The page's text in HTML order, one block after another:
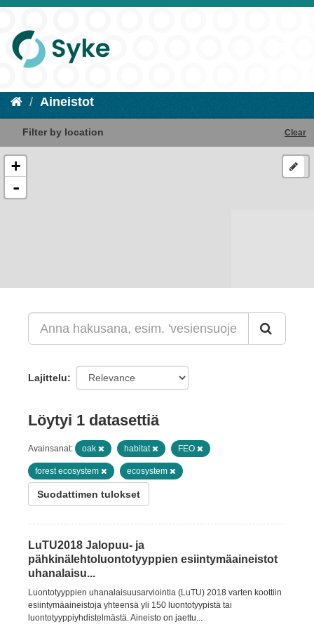
Aineistot
Filter by location Clear
+
-
Lajittelu
Löytyi 1 datasettiä
Avainsanat: oak habitat FEO
forest ecosystem ecosystem
Suodattimen tulokset
LuTU2018 Jalopuu- ja
pähkinälehtoluontotyyppien esiintymäaineistot
uhanalaisu...
Luontotyyppien uhanalaisuusarviointia (LuTU) 2018 varten koottiin
esiintymäaineistoja yhteensä yli 150 luontotyypistä tai
luontotyyppiyhdistelmästä. Aineisto on jaettu...